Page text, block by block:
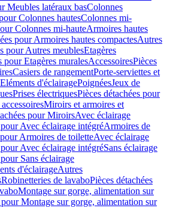
Meubles latéraux basColonnes
Colonnes hautesColonnes mi-
Colonnes mi-hauteArmoires hautes
pour Armoires hautes compactesAutres
pour Autres meublesEtagères
pour Etagères muralesAccessoiresPièces
Casiers de rangementPorte-serviettes et
Eléments d'éclairagePoignéesJeux de
Prises électriquesPièces détachées pour
Miroirs et armoires et
pour MiroirsAvec éclairage
Avec éclairage intégréArmoires de
Armoires de toiletteAvec éclairage
Avec éclairage intégréSans éclairage
Sans éclairage
d'éclairageAutres
Robinetteries de lavaboPièces détachées
Montage sur gorge, alimentation sur
pour Montage sur gorge, alimentation sur